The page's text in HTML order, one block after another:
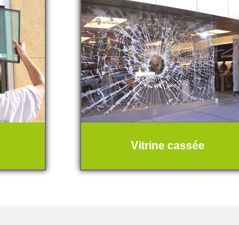
Vitrine cassée